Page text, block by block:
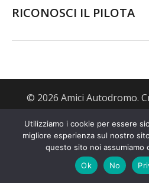
RICONOSCI IL PILOTA
© 2026 Amici Autodromo.
WordPress
Utilizziamo i cookie per essere
migliore esperienza sul nostro
questo sito noi assumiamo
Ok
No